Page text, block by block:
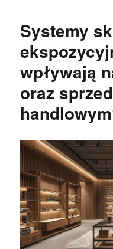
Systemy
wpływają
oraz